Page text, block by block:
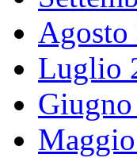
Agosto
Luglio